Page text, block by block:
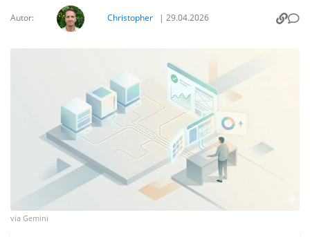
Autor: Christopher | 29.04.2026
via Gemini